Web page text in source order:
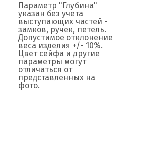
Параметр "Глубина"
указан без учета
выступающих частей -
замков, ручек, петель.
Допустимое отклонение
веса изделия +/- 10%.
Цвет сейфа и другие
параметры могут
отличаться от
представленных на
фото.